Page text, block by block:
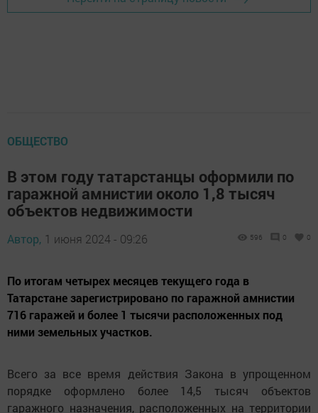
ОБЩЕСТВО
В этом году татарстанцы оформили по
гаражной амнистии около 1,8 тысяч
объектов недвижимости
Автор, 1 июня 2024 - 09:26 596 0 0
По итогам четырех месяцев текущего года в
Татарстане зарегистрировано по гаражной амнистии
716 гаражей и более 1 тысячи расположенных под
ними земельных участков.
Всего за все время действия Закона в упрощенном
порядке оформлено более 14,5 тысяч объектов
гаражного назначения, расположенных на территории